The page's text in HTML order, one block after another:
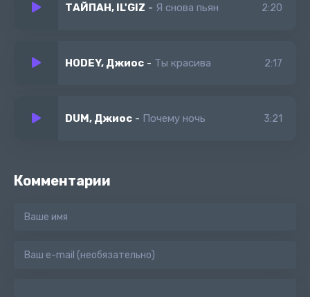
ТАЙПАН, IL'GIZ - Я снова пьян 2:20
HODEY, Джиос - Ты красива 2:17
DUM, Джиос - Почему ночь 3:21
Комментарии